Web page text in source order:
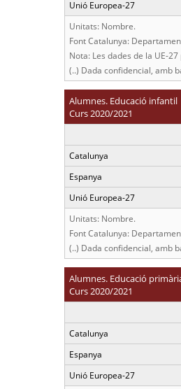
Unió Europea-27
Unitats: Nombre.
Font Catalunya:
Nota: Les dades de la UE-
(..) Dada confidencial, amb
Alumnes. Educació infantil
Curs 2020/2021
Catalunya
Espanya
Unió Europea-27
Unitats: Nombre.
Font Catalunya:
(..) Dada confidencial, amb
Alumnes. Educació
Curs 2020/2021
Catalunya
Espanya
Unió Europea-27